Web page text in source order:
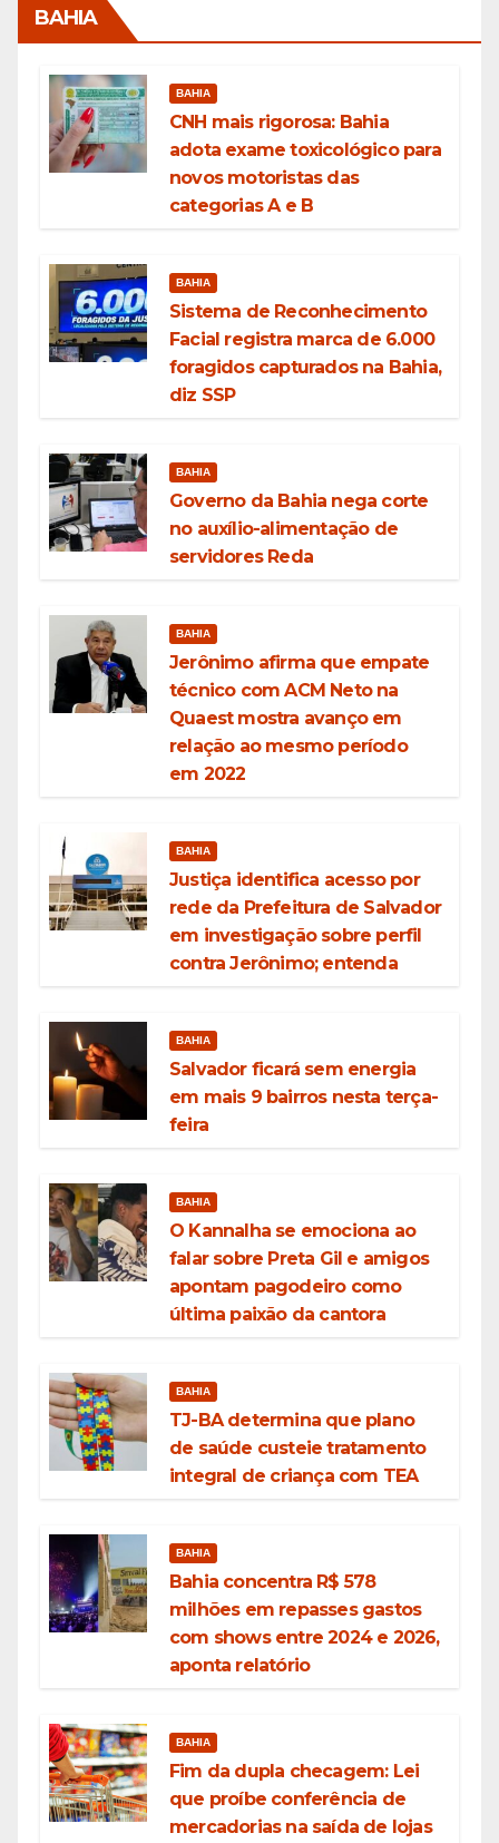
BAHIA
BAHIA
CNH mais rigorosa: Bahia
adota exame toxicológico para
novos motoristas das
categorias A e B
BAHIA
Sistema de Reconhecimento
Facial registra marca de 6.000
foragidos capturados na Bahia,
diz SSP
BAHIA
Governo da Bahia nega corte
no auxílio-alimentação de
servidores Reda
BAHIA
Jerônimo afirma que empate
técnico com ACM Neto na
Quaest mostra avanço em
relação ao mesmo período
em 2022
BAHIA
Justiça identifica acesso por
rede da Prefeitura de Salvador
em investigação sobre perfil
contra Jerônimo; entenda
BAHIA
Salvador ficará sem energia
em mais 9 bairros nesta terça-
feira
BAHIA
O Kannalha se emociona ao
falar sobre Preta Gil e amigos
apontam pagodeiro como
última paixão da cantora
BAHIA
TJ-BA determina que plano
de saúde custeie tratamento
integral de criança com TEA
BAHIA
Bahia concentra R$ 578
milhões em repasses gastos
com shows entre 2024 e 2026,
aponta relatório
BAHIA
Fim da dupla checagem: Lei
que proíbe conferência de
mercadorias na saída de lojas